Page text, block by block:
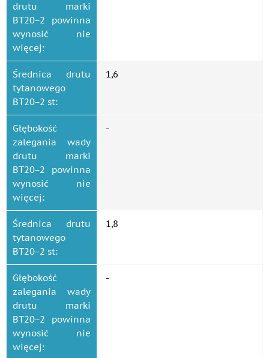
drutu marki
ВТ20−2 powinna
wynosić nie
więcej:
Średnica drutu
tytanowego
ВТ20−2 st:
1,6
Głębokość
zalegania wady
drutu marki
ВТ20−2 powinna
wynosić nie
więcej:
-
Średnica drutu
tytanowego
ВТ20−2 st:
1,8
Głębokość
zalegania wady
drutu marki
ВТ20−2 powinna
wynosić nie
więcej:
-